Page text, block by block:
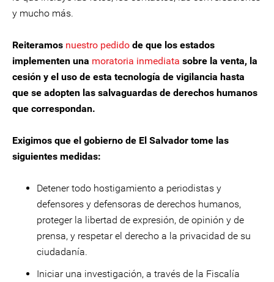
y mucho más.
Reiteramos nuestro pedido de que los estados
implementen una moratoria inmediata sobre la venta, la
cesión y el uso de esta tecnología de vigilancia hasta
que se adopten las salvaguardas de derechos humanos
que correspondan.
Exigimos que el gobierno de El Salvador tome las
siguientes medidas:
Detener todo hostigamiento a periodistas y
defensores y defensoras de derechos humanos,
proteger la libertad de expresión, de opinión y de
prensa, y respetar el derecho a la privacidad de su
ciudadanía.
Iniciar una investigación, a través de la Fiscalía